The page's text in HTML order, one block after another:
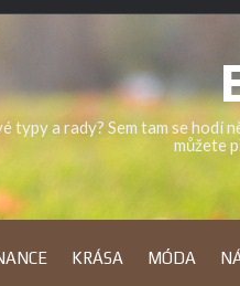
typy a rady? Sem tam se
můžete
KRÁSA MÓDA